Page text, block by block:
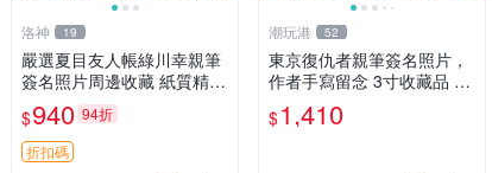
洛神 19
嚴選夏目友人帳綠川幸親筆
簽名照片周邊收藏 紙質精良
卡磚附送 夏目友人帳 綠川
幸 簽名照
$940 94折
折扣碼
潮玩港 52
東京復仇者親筆簽名照片，
作者手寫留念 3寸收藏品 面
簽珍藏 東京裡ベンジャーズ
畫家原創 約3x5.5cm 簽名版
$1,410